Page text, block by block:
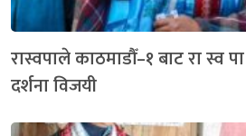
रास्वपाले काठमाडौँ–१ बाट रा स्व
दर्शना विजयी